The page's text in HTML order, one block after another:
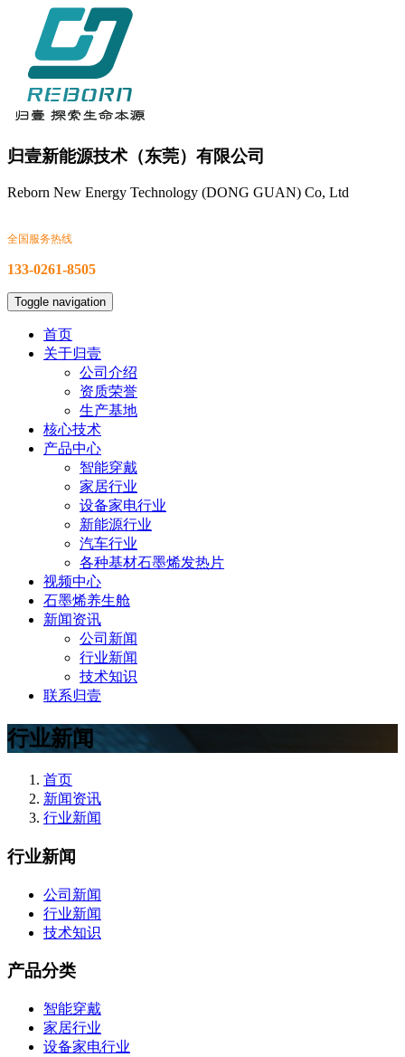
归壹新能源技术（东莞）有限公司
Reborn New Energy Technology (DONG GUAN) Co, Ltd
全国服务热线
133-0261-8505
Toggle navigation
首页
关于归壹
公司介绍
资质荣誉
生产基地
核心技术
产品中心
智能穿戴
家居行业
设备家电行业
新能源行业
汽车行业
各种基材石墨烯发热片
视频中心
石墨烯养生舱
新闻资讯
公司新闻
行业新闻
技术知识
联系归壹
行业新闻
首页
新闻资讯
行业新闻
行业新闻
公司新闻
行业新闻
技术知识
产品分类
智能穿戴
家居行业
设备家电行业